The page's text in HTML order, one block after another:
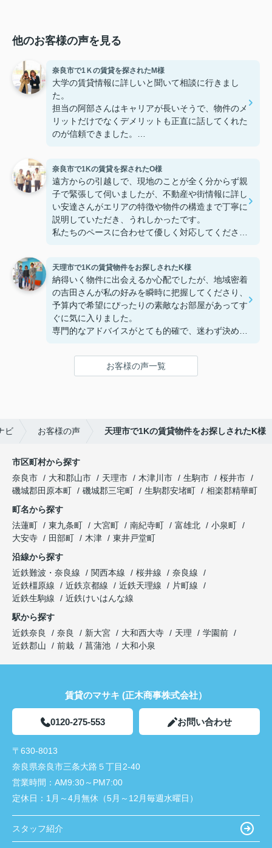
他のお客様の声を見る
奈良市で1Ｋの賃貸を探されたM様
大学の賃貸情報に詳しいと聞いて相談に行きまし
た。
担当の阿部さんはキャリアが長いそうで、物件のメ
リットだけでなくデメリットも正直に話してくれた
のが信頼できました。
す。
奈良市で1Kの賃貸を探されたO様
遠方からの引越しで、現地のことが全く分からず親
子で緊張して伺いましたが、不動産や街情報に詳し
い安達さんがエリアの特徴や物件の構造まで丁寧に
説明していただき、うれしかったです。
私たちのペースに合わせて優しく対応してくださっ
り、感謝しています。安達さん、ありがとうござい
ました！
天理市で1Kの賃貸物件をお探しされたK様
納得いく物件に出会えるか心配でしたが、地域密着
の吉田さんが私の好みを瞬時に把握してくださり、
予算内で希望にぴったりの素敵なお部屋があってす
ぐに気に入りました。
専門的なアドバイスがとても的確で、迷わず決める
鍵の受け取りのときに、また元気(o・・o)/~お店に
お客様の声一覧
ビ お客様の声 天理市で1Kの賃貸物件をお探しされたK様
市区町村から探す
奈良市
大和郡山市 天理市 木津川市 生駒市
桜井市
磯城郡田原本町
磯城郡三宅町 生駒郡安堵町
相楽郡精華町
町名から探す
法蓮町
東九条町 大宮町 南紀寺町 富雄北
小泉町
大安寺
田部町 木津
東井戸堂町
沿線から探す
近鉄難波・奈良線
関西本線 桜井線
奈良線
近鉄橿原線
近鉄京都線 近鉄天理線
片町線
近鉄生駒線
近鉄けいはんな線
駅から探す
近鉄奈良
奈良 新大宮 大和西大寺 天理
学園前
近鉄郡山
前栽 菖蒲池 大和小泉
賃貸のマサキ (正木商事株式会社）
0120-275-553 お問い合わせ
〒630-8013
奈良県奈良市三条大路５丁目2-40
営業時間： AM9:30～PM7:00
定休日： 1月～4月無休（5月～12月毎週水曜日）
スタッフ紹介